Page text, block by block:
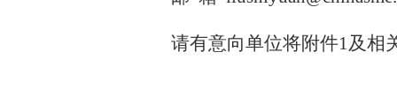
请有意向单位将附件1及相